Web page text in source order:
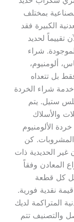
بمختلف
الكبيرة فقد
لحديد
شراء
ألومنيوم،
بل تتعداه
شراء الخردة
ستيل. يتم
والأسلاك
الألومنيوم
المشروبات. كن
غير الحديدية ذات
المعادن وفقاً
كل قطعة
نقدية فورية.
المتراكمة لديك
والتصنيف تتم